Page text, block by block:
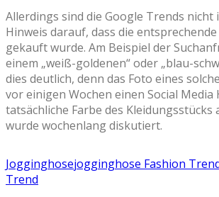
Allerdings sind die Google Trends nicht
Hinweis darauf, dass die
gekauft wurde. Am Beispiel der
einem „weiß-goldenen“ oder „blau-
dies deutlich, denn das Foto eines
vor einigen Wochen einen Social Media
tatsächliche Farbe des Kleidungsstücks
wurde wochenlang diskutiert.
Jogginghosejogginghose Fashion
Trend